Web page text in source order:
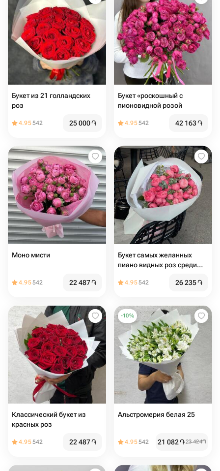
Букет из 21 голландских
роз
4.95542 25 000֏
Букет «роскошный с
пионовидной розой
4.95542 42 163֏
Моно мисти
4.95542 22 487֏
Букет самых желанных
пиано видных роз среди
4.95542 26 235֏
Классический букет из
красных роз
4.95542 22 487֏
-10%
Альстромерия белая 25
4.95542 21 082֏23 424֏